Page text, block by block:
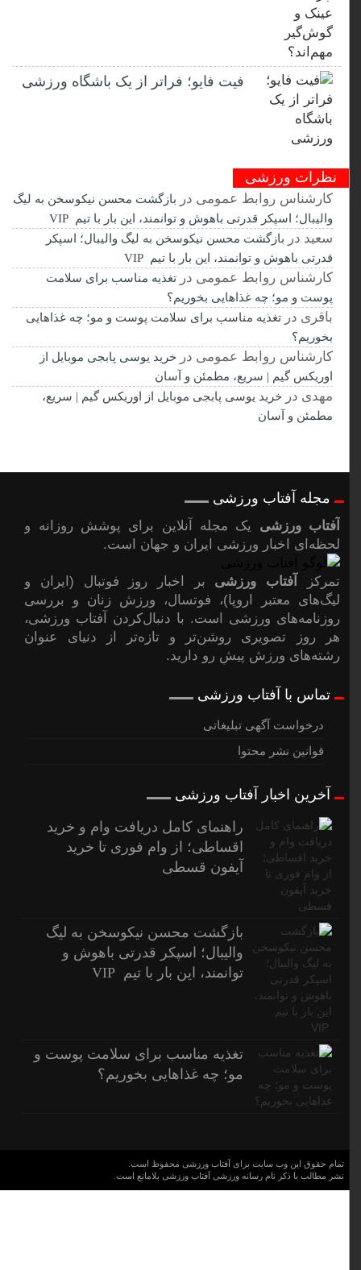
فیت ‌فایو؛ فراتر از یک باشگاه ورزشی
نظرات ورزشی
کارشناس روابط عمومیدربازگشت محسن نیکوسخن به لیگ
والیبال؛ اسپکر قدرتی باهوش و توانمند، این بار با تیم VIP
سعیددربازگشت محسن نیکوسخن به لیگ والیبال؛ اسپکر
قدرتی باهوش و توانمند، این بار با تیم VIP
کارشناس روابط عمومیدرتغذیه مناسب برای سلامت
پوست و مو؛ چه غذاهایی بخوریم؟
باقری درتغذیه مناسب برای سلامت پوست و مو؛ چه غذاهایی
بخوریم؟
کارشناس روابط عمومیدرخرید یوسی پابجی موبایل از
اوریکس گیم | سریع، مطمئن و آسان
مهدیدرخرید یوسی پابجی موبایل از اوریکس گیم | سریع،
مطمئن و آسان
مجله آفتاب ورزشی
آفتاب ورزشییک مجله آنلاین برای پوشش روزانه و
لحظه‌ای اخبار ورزشی ایران و جهان است.
تمرکز آفتاب ورزشیبر اخبار روز فوتبال (ایران و
لیگ‌های معتبر اروپا)، فوتسال، ورزش زنان و بررسی
روزنامه‌های ورزشی است. با دنبال‌کردن آفتاب ورزشی،
هر روز تصویری روشن‌تر و تازه‌تر از دنیای عنوان
رشته‌های ورزش پیشِ رو دارید.
تماس با آفتاب ورزشی
درخواست آگهی تبلیغاتی
قوانین نشر محتوا
آخرین اخبار آفتاب ورزشی
راهنمای کامل دریافت وام و خرید
اقساطی؛ از وام فوری تا خرید
آیفون قسطی
بازگشت محسن نیکوسخن به لیگ
والیبال؛ اسپکر قدرتی باهوش و
توانمند، این بار با تیم VIP
تغذیه مناسب برای سلامت پوست و
مو؛ چه غذاهایی بخوریم؟
تمام حقوق این وب سایت برای آفتاب ورزشی محفوظ است.
نشر مطالب با ذکر نام رسانه ورزشی آفتاب ورزشی بلامانع است.